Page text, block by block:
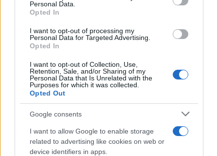
Personal Data.
Opted In
I want to opt-out of processing my
Personal Data for Targeted Advertising.
Opted In
I want to opt-out of Collection, Use,
Retention, Sale, and/or Sharing of my
Personal Data that Is Unrelated with the
Purposes for which it was collected.
Opted Out
Google consents
I want to allow Google to enable storage
related to advertising like cookies on web or
device identifiers in apps.
Da oltre trent’anni in Italia stiamo assistendo alla
trasformazione della repubblica democratica in
repubblica giudiziaria, dove la scelta di chi
governa il Paese appartiene ai giudici e non ai
vittime di una caccia alle streghe attraverso la
quale si mira a sovvertire l’esercizio della
sovranità popolare, a stabilire un regime in cui
una sorta di supremo comitato di salute pubblica
giornali, chi ha diritto a concorrere per governare
il Paese e chi no.